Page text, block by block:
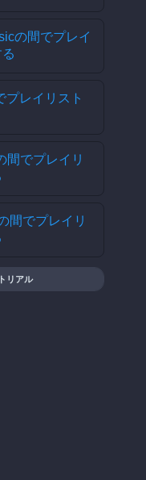
の間でプレイ
プレイリスト
間でプレイリ
間でプレイリ
リアル